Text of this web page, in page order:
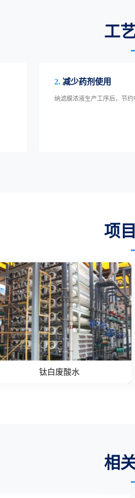
工
2. 减少药剂使用
纳滤膜浓液生产工序后，节
项
钛白废酸水
相